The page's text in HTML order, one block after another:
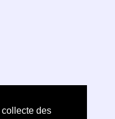
des